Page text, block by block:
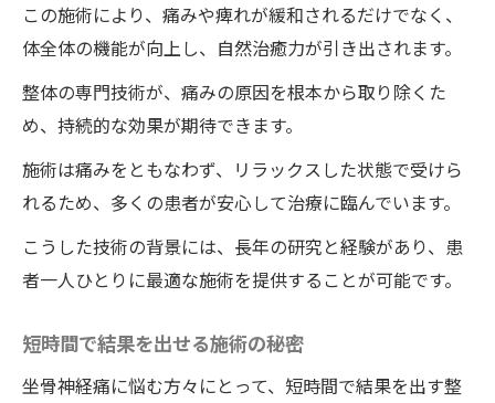
この施術により、痛みや痺れが緩和されるだけでなく、
体全体の機能が向上し、自然治癒力が引き出されます。
整体の専門技術が、痛みの原因を根本から取り除くた
め、持続的な効果が期待できます。
施術は痛みをともなわず、リラックスした状態で受けら
れるため、多くの患者が安心して治療に臨んでいます。
こうした技術の背景には、長年の研究と経験があり、患
者一人ひとりに最適な施術を提供することが可能です。
短時間で結果を出せる施術の秘密
坐骨神経痛に悩む方々にとって、短時間で結果を出す整